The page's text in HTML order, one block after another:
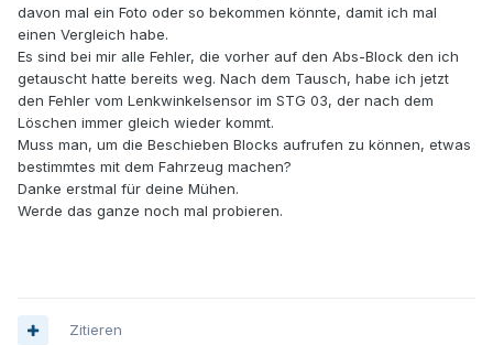
davon mal ein Foto oder so bekommen könnte, damit ich mal
einen Vergleich habe.
Es sind bei mir alle Fehler, die vorher auf den Abs-Block den ich
getauscht hatte bereits weg. Nach dem Tausch, habe ich jetzt
den Fehler vom Lenkwinkelsensor im STG 03, der nach dem
Löschen immer gleich wieder kommt.
Muss man, um die Beschieben Blocks aufrufen zu können, etwas
bestimmtes mit dem Fahrzeug machen?
Danke erstmal für deine Mühen.
Werde das ganze noch mal probieren.
Zitieren